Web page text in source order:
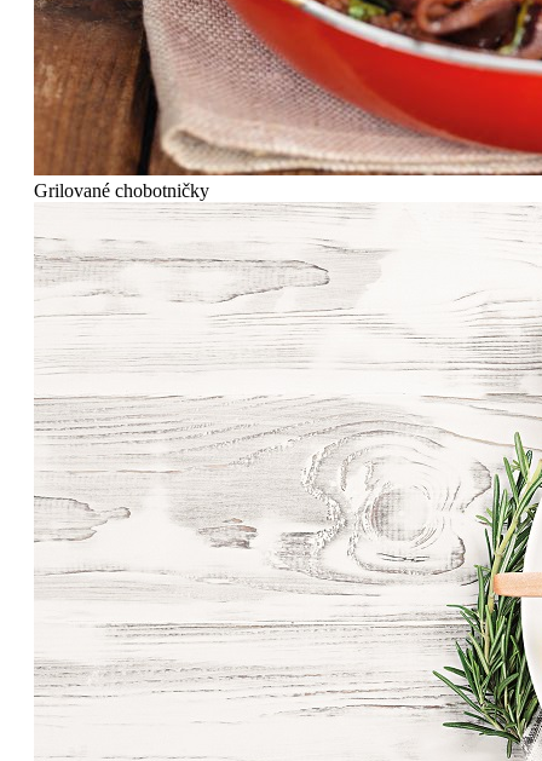
Grilované chobotničky